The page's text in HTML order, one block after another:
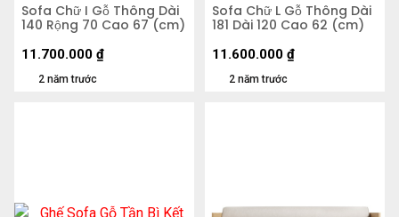
Sofa Chữ I Gỗ Thông Dài
140 Rộng 70 Cao 67 (cm)
2 năm trước
11.700.000 ₫
Sofa Chữ L Gỗ Thông Dài
181 Dài 120 Cao 62 (cm)
2 năm trước
11.600.000 ₫